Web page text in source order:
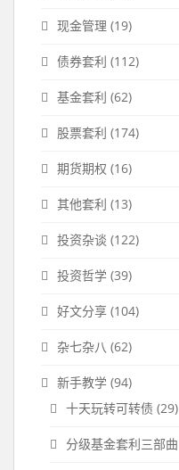
现金管理 (19)
债券套利 (112)
基金套利 (62)
股票套利 (174)
期货期权 (16)
其他套利 (13)
投资杂谈 (122)
投资哲学 (39)
好文分享 (104)
杂七杂八 (62)
新手教学 (94)
十天玩转可转债 (29)
分级基金套利三部曲